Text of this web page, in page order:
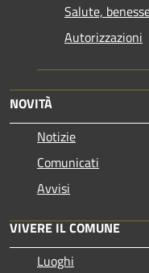
Salute,
Autorizzazioni
NOVITÀ
Notizie
Comunicati
Avvisi
VIVERE IL COMUNE
Luoghi